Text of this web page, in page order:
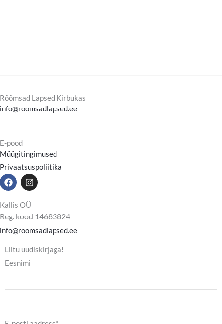
Rõõmsad Lapsed Kirbukas
info@roomsadlapsed.ee
E-pood
Müügitingimused
Privaatsuspoliitika
F
a
e
o
o
k
I
n
t
g
r
a
m
Kallis OÜ
Reg. kood 14683824
info@roomsadlapsed.ee
Liitu uudiskirjaga!
Eesnimi